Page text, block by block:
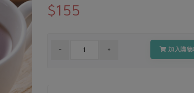
$155
加入購物